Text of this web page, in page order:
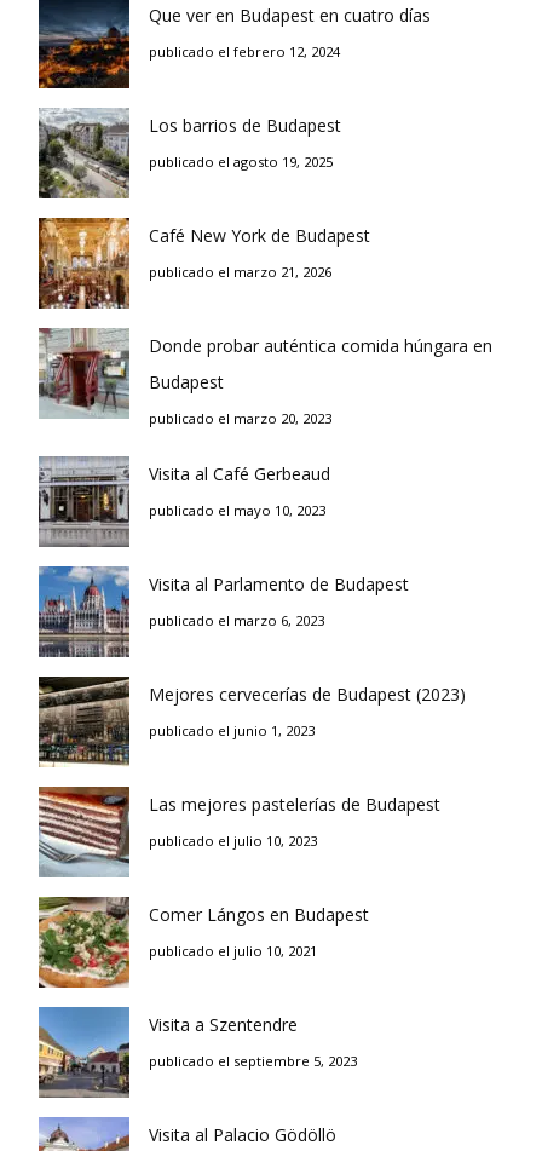
Que ver en Budapest en cuatro días
publicado el febrero 12, 2024
Los barrios de Budapest
publicado el agosto 19, 2025
Café New York de Budapest
publicado el marzo 21, 2026
Donde probar auténtica comida húngara en
Budapest
publicado el marzo 20, 2023
Visita al Café Gerbeaud
publicado el mayo 10, 2023
Visita al Parlamento de Budapest
publicado el marzo 6, 2023
Mejores cervecerías de Budapest (2023)
publicado el junio 1, 2023
Las mejores pastelerías de Budapest
publicado el julio 10, 2023
Comer Lángos en Budapest
publicado el julio 10, 2021
Visita a Szentendre
publicado el septiembre 5, 2023
Visita al Palacio Gödöllö